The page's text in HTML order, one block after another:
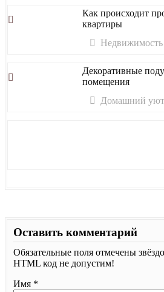
Как происходит
квартиры
Недвижимость
Декоративные
помещения
Домашний уют
Оставить комментарий
Обязательные поля отмечены
HTML код не допустим!
Имя *